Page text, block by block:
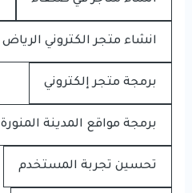
انشاء متجر الكتروني الرياض
برمجة متجر إلكتروني
برمجة مواقع المدينة المنورة
تحسين تجربة المستخدم